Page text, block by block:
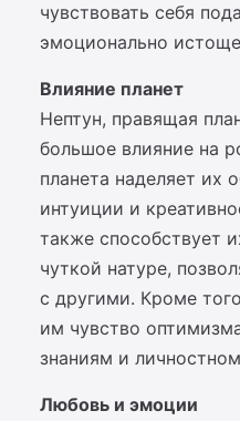
чувствовать себя
эмоционально
Влияние планет
Нептун, правящая
большое влияние на
планета наделяет их
интуиции и
также способствует
чуткой натуре,
с другими. Кроме
им чувство
знаниям и
Любовь и эмоции